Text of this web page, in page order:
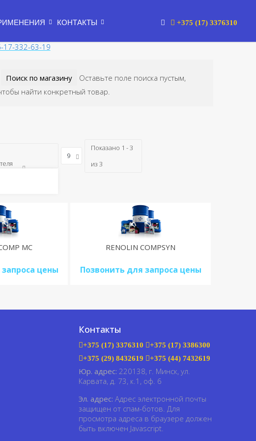
КОНТАКТЫ +375 (17) 3376310
17-332-63-19
Оставьте поле поиска пустым,
найти конкретный товар.
Показано 1 - 3
из 3
MC
цены
RENOLIN COMPSYN
Позвонить для запроса цены
Контакты
+375 (17) 3376310
+375 (17) 3386300
+375 (29) 8432619
+375 (44) 7432619
Юр. адрес: 220138, г. Минск, ул.
Карвата, д. 73, к.1, оф. 6
Эл. адрес: Адрес электронной почты
защищен от спам-ботов. Для
просмотра адреса в браузере должен
быть включен Javascript.